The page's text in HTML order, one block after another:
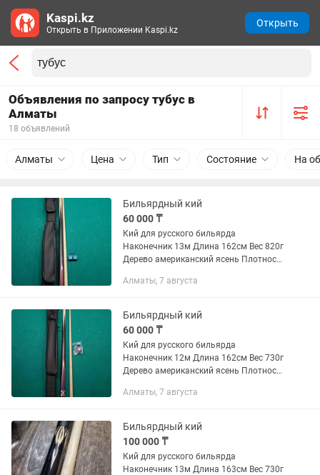
Объявления по запросу тубус в
Алматы
18 объявлений
Алматы Цена Тип Состояние На
Бильярдный кий
60 000 ₸
Кий для русского бильярда
Наконечник 13м Длина 162см Вес 820г
Дерево американский ясень Плотность
Наконечника
Алматы, 7 августа
Бильярдный кий
60 000 ₸
Кий для русского бильярда
Наконечник 12м Длина 162см Вес 730г
Дерево американский ясень Плотность
Наконечника По всем вопросам
Алматы, 7 августа
Бильярдный кий
100 000 ₸
Кий для русского бильярда
Наконечник 13м Длина 163см Вес 730г
Kaspi.kz
Открыть в Приложении Kaspi.kz
Открыть